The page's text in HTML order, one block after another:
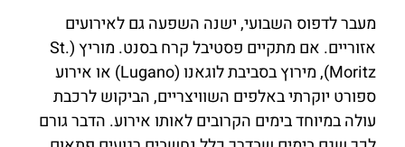
מעבר לדפוס השבועי, ישנה השפעה גם לאירועים
אזוריים. אם מתקיים פסטיבל קרח בסנט. מוריץ (St.
Moritz), מירוץ בסביבת לוגאנו (Lugano) או אירוע
ספורט יוקרתי באלפים השוויצריים, הביקוש לרכבת
עולה במיוחד בימים הקרובים לאותו אירוע. הדבר גורם